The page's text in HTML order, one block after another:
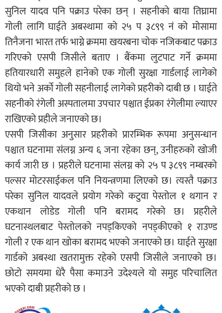
सुनिल यादव पनि पक्राउ परेका छन् । सहनीको बाया तिघ्रामा
गोली लागि घाईते अबस्थामा को २५ प ३८९९ नं को मोसामा
तिनैजना भारत तर्फ भाग्ने क्रममा खयरबना चोक नजिकबाट पक्राउ
गरिएको एसपी जिसीले बताए । बैंकमा लुटपाट गर्ने क्रममा
हतियारधारी समुहले हानेको एक गोली सुरक्षा गार्डलाई लागेको
थियो भने अर्को गोली सहनीलाई लागेको प्रहरीको दाबी छ । घाईते
सहनीको रंगेली अस्पतालमा उपचार पश्चात ईप्रका रंगेलीमा ल्याएर
राखिएको प्रहीले जनाएको छ।
एसपी जिसीका अनुसार प्रहरीको प्रारम्भिक रूपमा अनुसन्धान
पश्चात घटनामा संलग्न अन्य ६ जना रहेका छन्, उनीहरुको खोजी
कार्य जारी छ । प्रहरीले घटनामा संलग्न को २५ प ३८९९ नम्बरको
पल्सर मोटरसाईकल पनि नियन्त्रणमा लिएको छ। त्यस्तै पक्राउ
परेका सुनिल यादवले प्रयोग गरेको कटुवा पेस्तोल १ थगान र
एकथान लोडेड गोली पनि बरामद गरेको छ। प्रहरीले
घटनास्थलबाट पेस्तोलको नपड्किएको नपड्कीएको १ राउण्ड
गोली र एक थान खोका बरामद भएको जनाएको छ। घाईते सुरक्षा
गार्डको अबस्था खतरामुक्त रहेको एसपी जिसीले जनाएको छ।
छोटो समयमा धेरै पैसा कमाउने उदेश्यले यो समुह परिचालित
भएको दाबी प्रहरीको छ ।